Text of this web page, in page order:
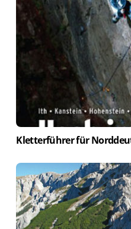
Kletterführer für